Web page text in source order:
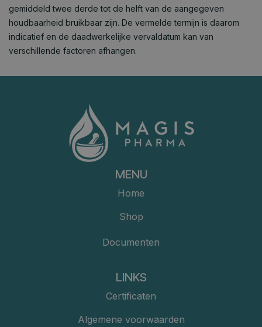
gemiddeld twee derde tot de helft van de aangegeven
houdbaarheid bruikbaar zijn. De vermelde termijn is daarom
indicatief en de daadwerkelijke vervaldatum kan van
verschillende factoren afhangen.
MENU
Home
Shop
Documenten
LINKS
Certificaten
Algemene voorwaarden